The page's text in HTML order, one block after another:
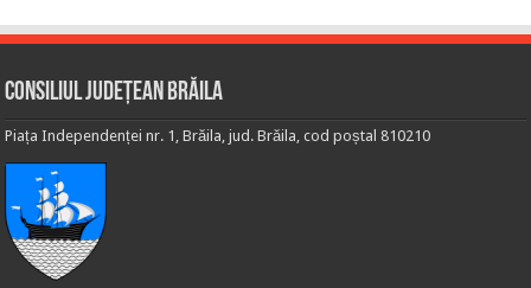
Consiliul Județean Brăila
Piața Independenței nr. 1, Brăila, jud. Brăila, cod poștal 810210